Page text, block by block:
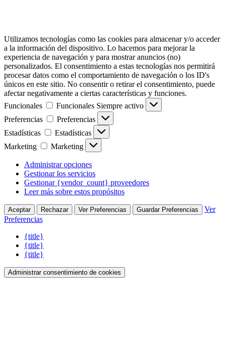
Utilizamos tecnologías como las cookies para almacenar y/o acceder
a la información del dispositivo. Lo hacemos para mejorar la
experiencia de navegación y para mostrar anuncios (no)
personalizados. El consentimiento a estas tecnologías nos permitirá
procesar datos como el comportamiento de navegación o los ID's
únicos en este sitio. No consentir o retirar el consentimiento, puede
afectar negativamente a ciertas características y funciones.
Funcionales
Funcionales Siempre activo
Preferencias
Preferencias
Estadísticas
Estadísticas
Marketing
Marketing
Administrar opciones
Gestionar los servicios
Gestionar {vendor_count} proveedores
Leer más sobre estos propósitos
Aceptar Rechazar Ver Preferencias Guardar Preferencias
Ver
Preferencias
{title}
{title}
{title}
Administrar consentimiento de cookies